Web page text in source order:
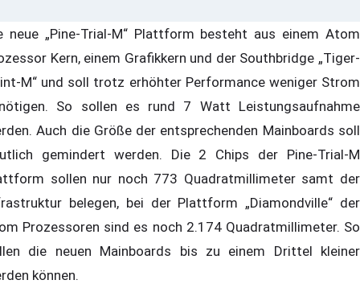
neue „Pine-Trial-M“ Plattform besteht aus einem Atom
Kern, einem Grafikkern und der Southbridge „Tiger-
M“ und soll trotz erhöhter Performance weniger Strom
So sollen es rund 7 Watt Leistungsaufnahme
Auch die Größe der entsprechenden Mainboards soll
gemindert werden. Die 2 Chips der Pine-Trial-M
sollen nur noch 773 Quadratmillimeter samt der
belegen, bei der Plattform „Diamondville“ der
Prozessoren sind es noch 2.174 Quadratmillimeter. So
die neuen Mainboards bis zu einem Drittel kleiner
können.